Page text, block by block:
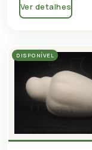
Ver detalhes
DISPONÍVEL